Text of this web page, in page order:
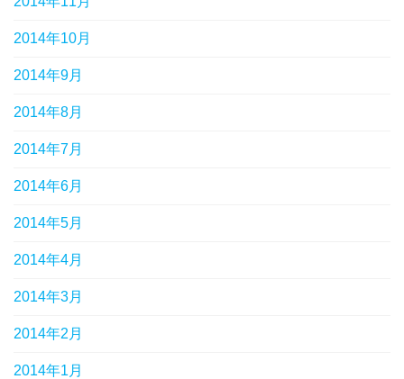
2014年10月
2014年9月
2014年8月
2014年7月
2014年6月
2014年5月
2014年4月
2014年3月
2014年2月
2014年1月